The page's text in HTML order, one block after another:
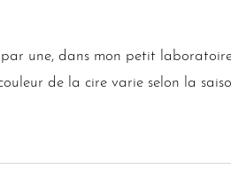
une, dans mon petit
de la cire varie selon la